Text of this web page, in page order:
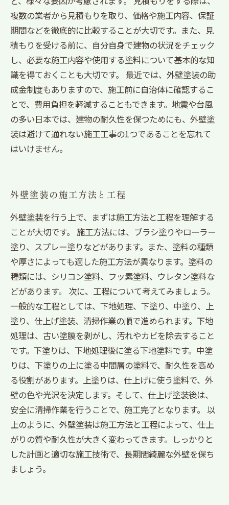
複数の業者から見積もりを取り、価格や施工内容、保証
期間などを徹底的に比較することが大切です。また、見
積もりを受ける前に、自分自身で建物の状況をチェック
し、必要な施工内容や使用する塗料について基本的な知
識を得ておくことも大切です。 最近では、外壁塗装の助
成金制度もありますので、施工前に自治体に確認するこ
とで、費用負担を軽減することもできます。地震や台風
の多い日本では、建物の耐久性を保つためにも、外壁塗
装は避けて通れない施工工事の1つであることを忘れて
はいけません。
外壁塗装の施工方法と工程
外壁塗装を行う上で、まずは施工方法と工程を理解する
ことが大切です。 施工方法には、ブラシ塗りやローラー
塗り、スプレー塗りなどがあります。また、塗料の種類
や厚さによっても適した施工方法が異なります。塗料の
種類には、シリコン塗料、フッ素塗料、ウレタン塗料な
どがあります。 次に、工程について考えてみましょう。
一般的な工程としては、下地処理、下塗り、中塗り、上
塗り、仕上げ塗装、清掃作業の順で進められます。下地
処理は、古い塗膜を剥がし、汚れやカビを除去すること
です。下塗りは、下地処理後に塗る下地塗料です。中塗
りは、下塗りの上に塗る中間層の塗料で、耐久性を高め
る役割があります。上塗りは、仕上げに使う塗料で、外
壁の色や光沢を決定します。そして、仕上げ塗装後は、
安全に清掃作業を行うことで、施工完了となります。 以
上のように、外壁塗装は施工方法と工程によって、仕上
がりの質や耐久性が大きく変わってきます。しっかりと
した計画と適切な施工技術で、長期間綺麗な外壁を保ち
ましょう。